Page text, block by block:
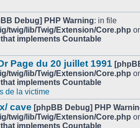
Debug] PHP Warning: in file
twig/lib/Twig/Extension/Core.php
implements Countable
Page du 20 juillet 1991
twig/lib/Twig/Extension/Core.php
implements Countable
de la victime
cave [phpBB Debug] PHP
twig/lib/Twig/Extension/Core.php
implements Countable